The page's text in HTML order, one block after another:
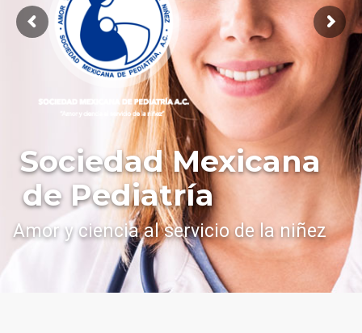
Sociedad Mexicana
de Pediatría
Amor y ciencia al servicio de la niñez